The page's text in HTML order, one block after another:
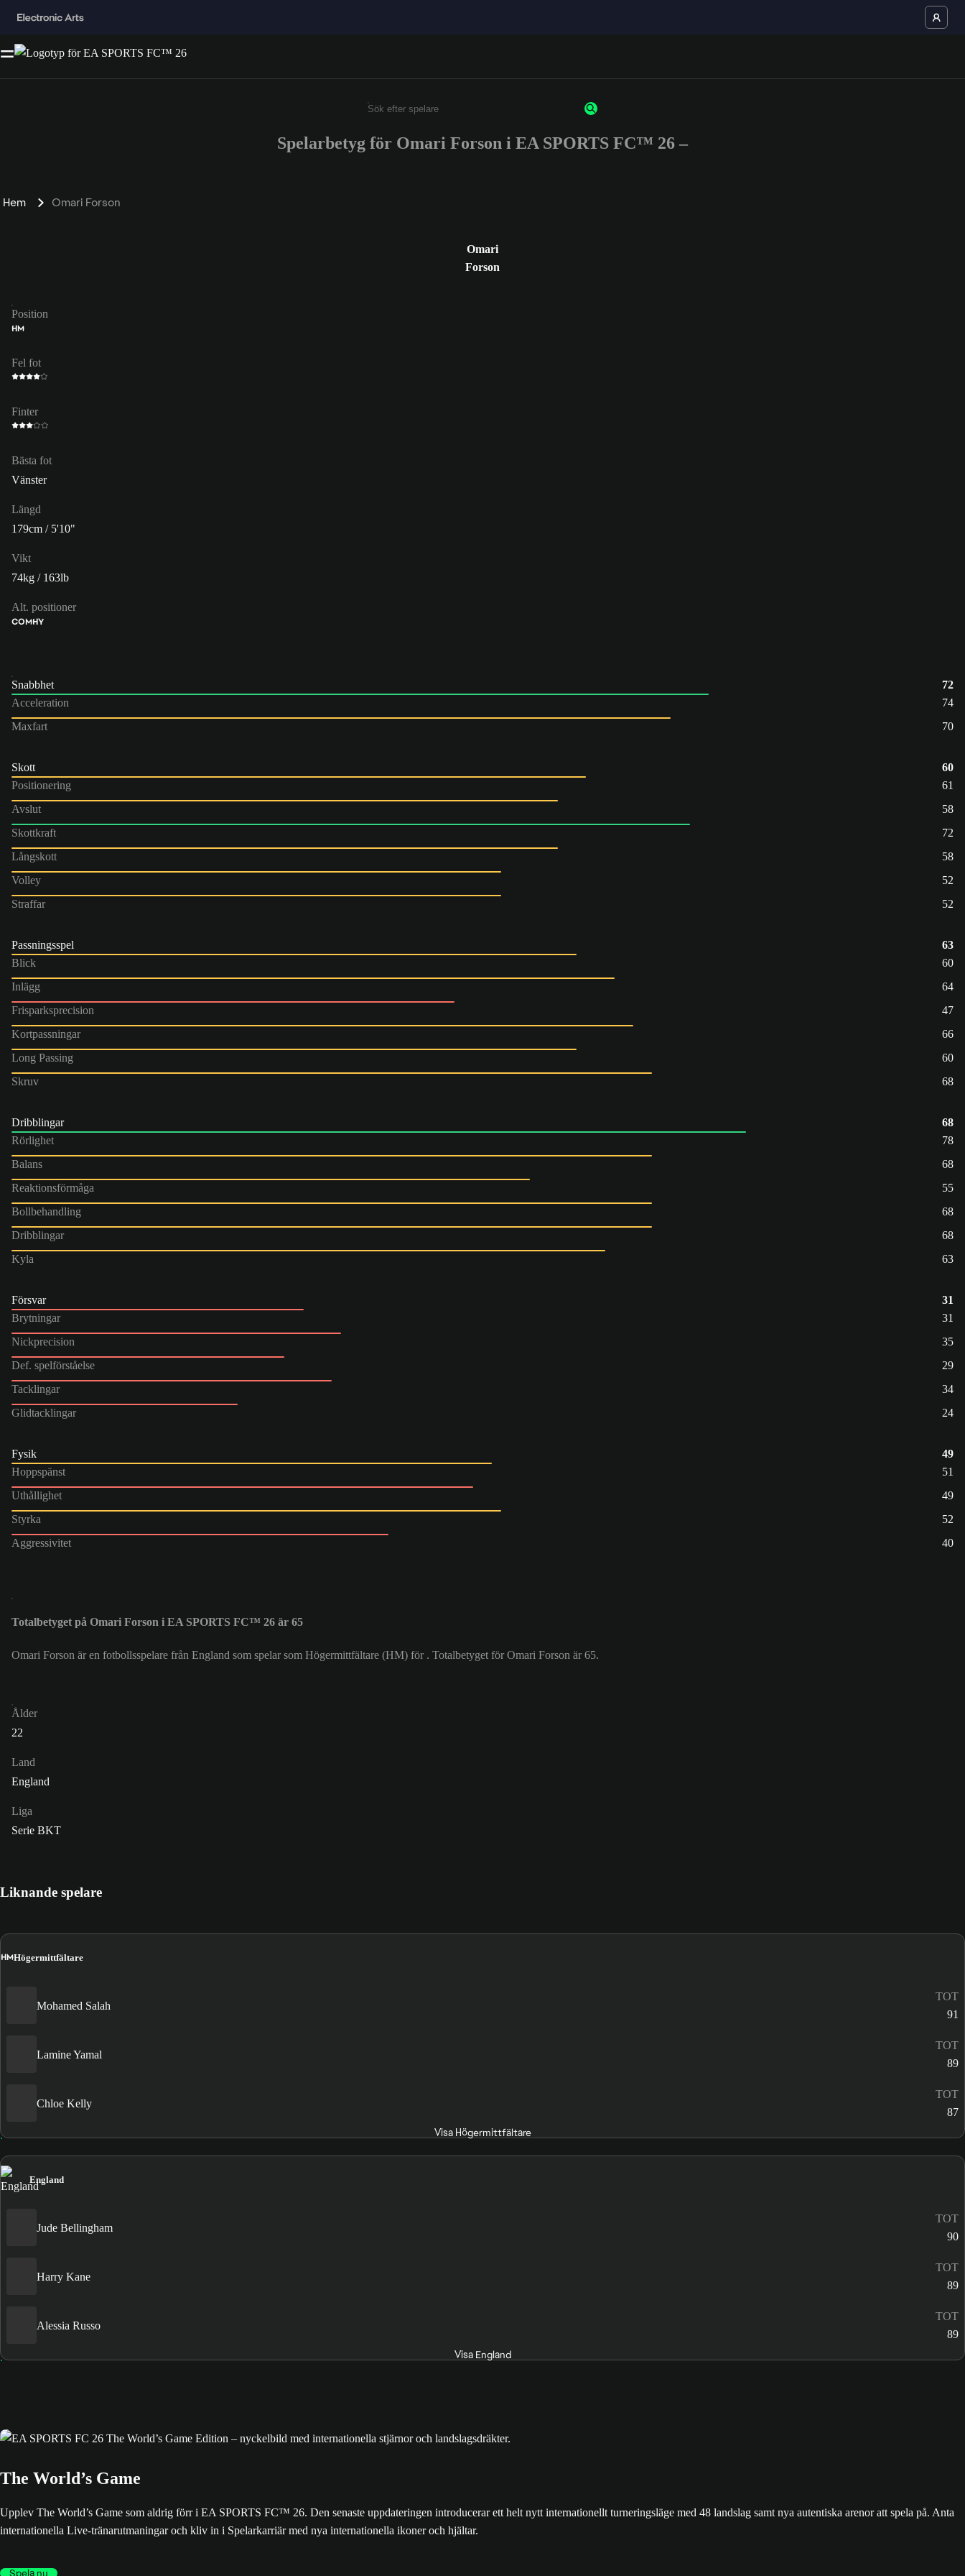
Ange minst 3 tecken eller siffror
Spelarbetyg för Omari Forson i EA SPORTS FC™ 26 –
Hem Omari Forson
Omari
Forson
Position
HM
Fel fot
Finter
Bästa fot
Vänster
Längd
179cm / 5'10"
Vikt
74kg / 163lb
Alt. positioner
COMHY
Snabbhet
72
Acceleration
74
Maxfart
70
Skott
60
Positionering
61
Avslut
58
Skottkraft
72
Långskott
58
Volley
52
Straffar
52
Passningsspel
63
Blick
60
Inlägg
64
Frisparksprecision
47
Kortpassningar
66
Long Passing
60
Skruv
68
Dribblingar
68
Rörlighet
78
Balans
68
Reaktionsförmåga
55
Bollbehandling
68
Dribblingar
68
Kyla
63
Försvar
31
Brytningar
31
Nickprecision
35
Def. spelförståelse
29
Tacklingar
34
Glidtacklingar
24
Fysik
49
Hoppspänst
51
Uthållighet
49
Styrka
52
Aggressivitet
40
Totalbetyget på Omari Forson i EA SPORTS FC™ 26 är 65
Omari Forson är en fotbollsspelare från England som spelar som Högermittfältare (HM) för . Totalbetyget för Omari Forson är 65.
Ålder
22
Land
England
Liga
Serie BKT
Liknande spelare
HMHögermittfältare
Mohamed Salah
TOT
91
Lamine Yamal
TOT
89
Chloe Kelly
TOT
87
Visa Högermittfältare
England
Jude Bellingham
TOT
90
Harry Kane
TOT
89
Alessia Russo
TOT
89
Visa England
The World’s Game
Upplev The World’s Game som aldrig förr i EA SPORTS FC™ 26. Den senaste uppdateringen introducerar ett helt nytt internationellt turneringsläge med 48 landslag samt nya autentiska arenor att spela på. Anta
internationella Live-tränarutmaningar och kliv in i Spelarkarriär med nya internationella ikoner och hjältar.